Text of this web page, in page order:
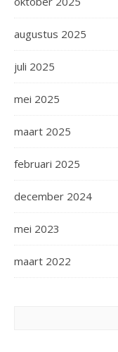
augustus 2025
juli 2025
mei 2025
maart 2025
februari 2025
december 2024
mei 2023
maart 2022